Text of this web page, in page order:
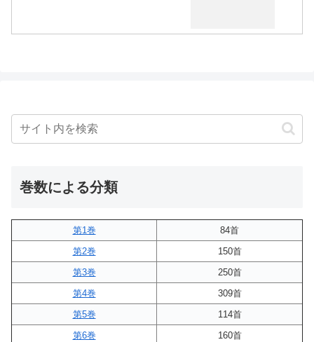
巻数による分類
第1巻
84首
第2巻
150首
第3巻
250首
第4巻
309首
第5巻
114首
第6巻
160首